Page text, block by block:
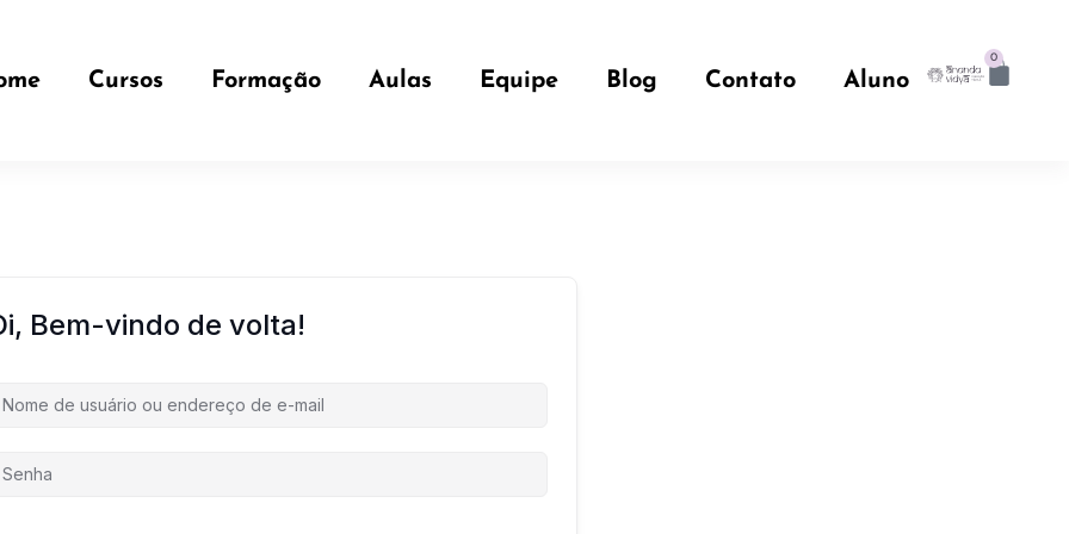
Cursos Formação Aulas Equipe Blog Contato Aluno
0
Bem-vindo de volta!